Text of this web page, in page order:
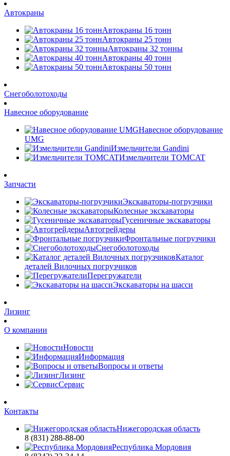
Автокраны
Автокраны 16 тонн
Автокраны 25 тонн
Автокраны 32 тонны
Автокраны 40 тонн
Автокраны 50 тонн
Снегоболотоходы
Навесное оборудование
Навесное оборудование
UMG
Измельчители Gandini
Измельчители TOMCAT
Запчасти
Экскаваторы-погрузчики
Колесные экскаваторы
Гусеничные экскаваторы
Автогрейдеры
Фронтальные погрузчики
Снегоболотоходы
Каталог
деталей Вилочных погрузчиков
Перегружатели
Экскаваторы на шасси
Лизинг
О компании
Новости
Информация
Вопросы и ответы
Лизинг
Сервис
Контакты
Нижегородская область
8 (831) 288-88-00
Республика Мордовия